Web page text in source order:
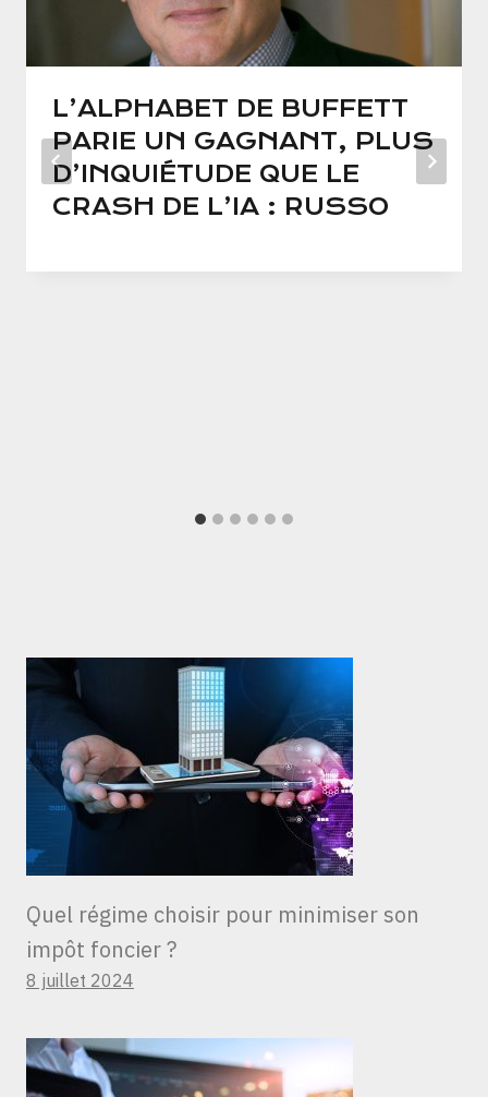
L’ALPHABET DE BUFFETT
PARIE UN GAGNANT, PLUS
D’INQUIÉTUDE QUE LE
CRASH DE L’IA : RUSSO
Quel régime choisir pour minimiser son
impôt foncier ?
8 juillet 2024